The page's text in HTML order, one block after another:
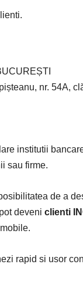
nr. 54A,
institutii
sau firme.
de a
deveni clienti
rapid si usor